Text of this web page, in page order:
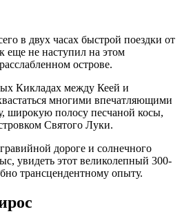
в двух часах быстрой поездки от
еще не наступил на этом
острове.
Кикладах между Кеей и
многими впечатляющими
широкую полосу песчаной косы,
Святого Луки.
дороге и солнечного
увидеть этот великолепный 300-
трансцендентному опыту.